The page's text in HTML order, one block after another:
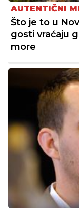
AUTENTIČNI
Što je to u
gosti vraćaju
more